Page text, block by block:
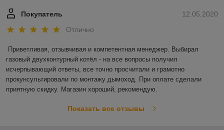
12.05.2020
Покупатель
Отлично
Приветливая, отзывчивая и компетентная менеджер. Выбирал
газовый двухконтурный котёл - на все вопросы получил
исчерпывающий ответы, все точно просчитали и грамотно
прокунсультировали по монтажу дымоход. При оплате сделали
приятную скидку. Магазин хороший, рекомендую.
Показать все отзывы